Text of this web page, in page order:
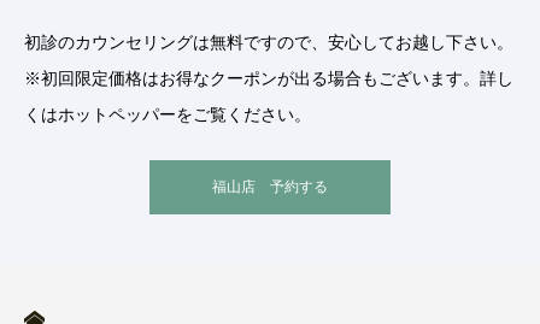
初診のカウンセリングは無料ですので、安心してお越し下さい。
※初回限定価格はお得なクーポンが出る場合もございます。詳し
くはホットペッパーをご覧ください。
福山店 予約する